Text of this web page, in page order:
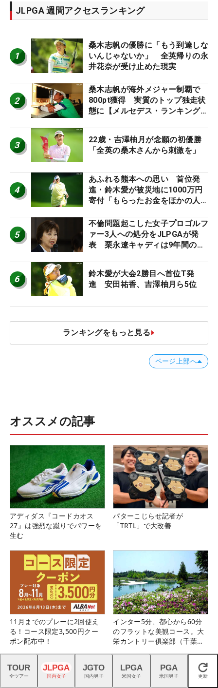
JLPGA 週間アクセスランキング
1
桑木志帆の優勝に「もう到達しな
いんじゃないか」 全英帰りの永
井花奈が受け止めた現実
2
桑木志帆が海外メジャー制覇で
800pt獲得 実質のトップ独走状
態に【メルセデス・ランキング番
3
22歳・吉澤柚月が念願の初優勝
「全英の桑木さんから刺激を」
4
あふれる熊本への思い 首位発
進・鈴木愛が被災地に1000万円
寄付「もらったお金をほかの人
5
不倫問題起こした女子プロゴルフ
ァー3人への処分をJLPGAが発
表 栗永遼キャディは9年間の立
6
鈴木愛が大会2勝目へ首位T発
進 安田祐香、吉澤柚月ら5位
ランキングをもっと見る
ページ上部へ
オススメの記事
アディダス『コードカオス
27』は強烈な蹴りでパワーを
生む
パターこじらせ記者が
「TRTL」で大改善
11月までのプレーに2回使え
る！コース限定3,500円クー
ポン配布中！
インター5分、都心から60分
のフラットな美観コース。大
栄カントリー俱楽部（千葉
閉じる
TOUR
全ツアー
JLPGA
国内女子
JGTO
国内男子
LPGA
米国女子
PGA
米国男子 更新